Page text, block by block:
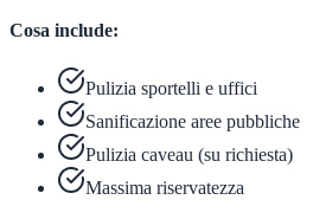
Cosa include:
Pulizia sportelli e uffici
Sanificazione aree pubbliche
Pulizia caveau (su richiesta)
Massima riservatezza